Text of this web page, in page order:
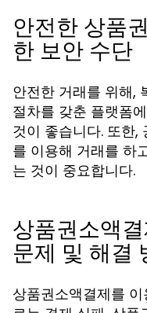
안전한 상품
한 보안 수단
안전한 거래를 위해,
절차를 갖춘 플랫폼
것이 좋습니다. 또한
를 이용해 거래를 하
는 것이 중요합니다.
상품권소액
문제 및 해결
상품권소액결제를